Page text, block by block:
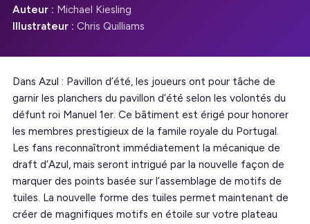
Auteur : Michael Kiesling
Illustrateur : Chris Quilliams
Dans Azul : Pavillon d’été, les joueurs ont pour tâche de
garnir les planchers du pavillon d’été selon les volontés du
défunt roi Manuel 1er. Ce bâtiment est érigé pour honorer
les membres prestigieux de la famile royale du Portugal.
Les fans reconnaîtront immédiatement la mécanique de
draft d’Azul, mais seront intrigué par la nouvelle façon de
marquer des points basée sur l’assemblage de motifs de
tuiles. La nouvelle forme des tuiles permet maintenant de
créer de magnifiques motifs en étoile sur votre plateau